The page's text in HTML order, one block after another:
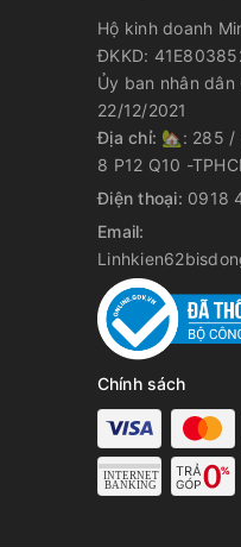
Hộ kinh doanh
ĐKKD:
Ủy ban nhân
22/12/2021
Địa chỉ: 🏡: 285 /
8 P12 Q10 -
Điện thoại: 0918
Email:
Chính sách